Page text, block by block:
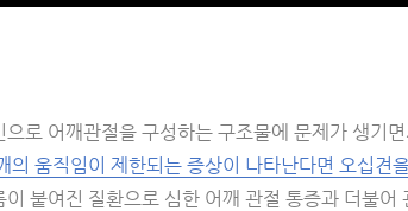
로 어깨관절을 구성하는 구조물에 문제가 생기
의 움직임이 제한되는 증상이 나타난다면 오십견
붙여진 질환으로 심한 어깨 관절 통증과 더불어